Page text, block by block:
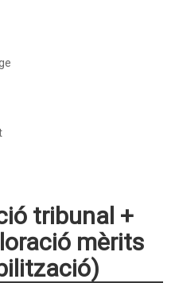
tribunal +
mèrits